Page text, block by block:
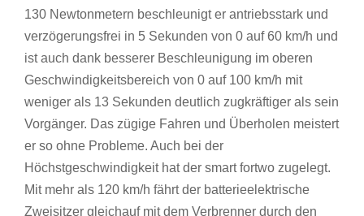
130 Newtonmetern beschleunigt er antriebsstark und
verzögerungsfrei in 5 Sekunden von 0 auf 60 km/h und
ist auch dank besserer Beschleunigung im oberen
Geschwindigkeitsbereich von 0 auf 100 km/h mit
weniger als 13 Sekunden deutlich zugkräftiger als sein
Vorgänger. Das zügige Fahren und Überholen meistert
er so ohne Probleme. Auch bei der
Höchstgeschwindigkeit hat der smart fortwo zugelegt.
Mit mehr als 120 km/h fährt der batterieelektrische
Zweisitzer gleichauf mit dem Verbrenner durch den